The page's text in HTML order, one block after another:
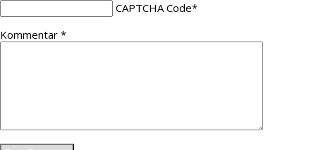
CAPTCHA Code*
Kommentar *